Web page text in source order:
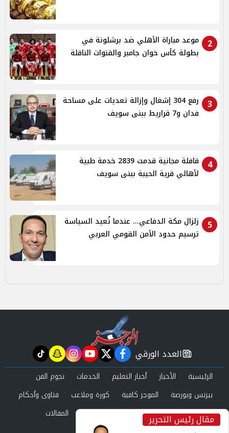
2
موعد مباراة الأهلي ضد برشلونة في
بطولة كأس خوان جامبر والقنوات الناقلة
3
رفع 304 إشغال وإزالة تعديات على مساحة
فدان و7 قراريط ببنى سويف
4
قافلة مجانية قدمت 2839 خدمة طبية
لأهالي قرية الحيبة ببنى سويف
5
زلزال مكة الدفاعي... عندما تُعيد السياسة
ترسيم حدود الأمن القومي العربي
مقال رئيس التحرير
newspaper
العدد الورقي facebook
twitter
youtube
instagram
snapchat
tiktok
الرئيسية الأخبار أخبار التعليم الخدمات
نجوم الفن
بيزنس وبورصة
الموجز كافية كورة وملاعب
فتاوى وأحكام
صحة وجمال
عرب وعالم حوادث ومحاكم
المقالات